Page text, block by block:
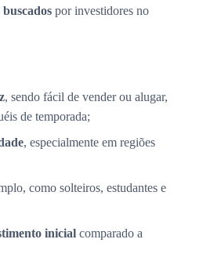
por investidores no
, sendo fácil de vender ou alugar,
de temporada;
, especialmente em regiões
como solteiros, estudantes e
inicial comparado a